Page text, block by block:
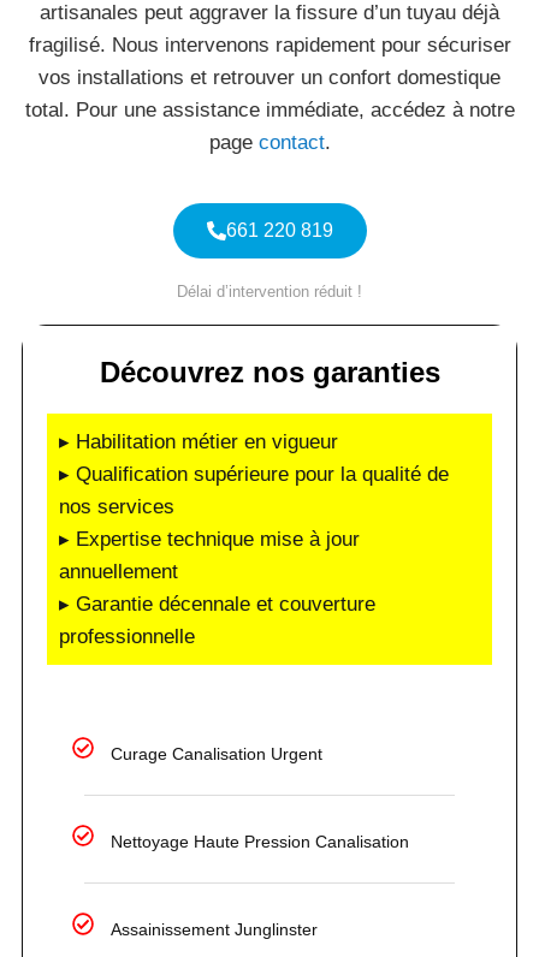
artisanales peut aggraver la fissure d’un tuyau déjà
fragilisé. Nous intervenons rapidement pour sécuriser
vos installations et retrouver un confort domestique
total. Pour une assistance immédiate, accédez à notre
page contact.
661 220 819
Délai d’intervention réduit !
Découvrez nos garanties
▸ Habilitation métier en vigueur
▸ Qualification supérieure pour la qualité de
nos services
▸ Expertise technique mise à jour
annuellement
▸ Garantie décennale et couverture
professionnelle
Curage Canalisation Urgent
Nettoyage Haute Pression Canalisation
Assainissement Junglinster